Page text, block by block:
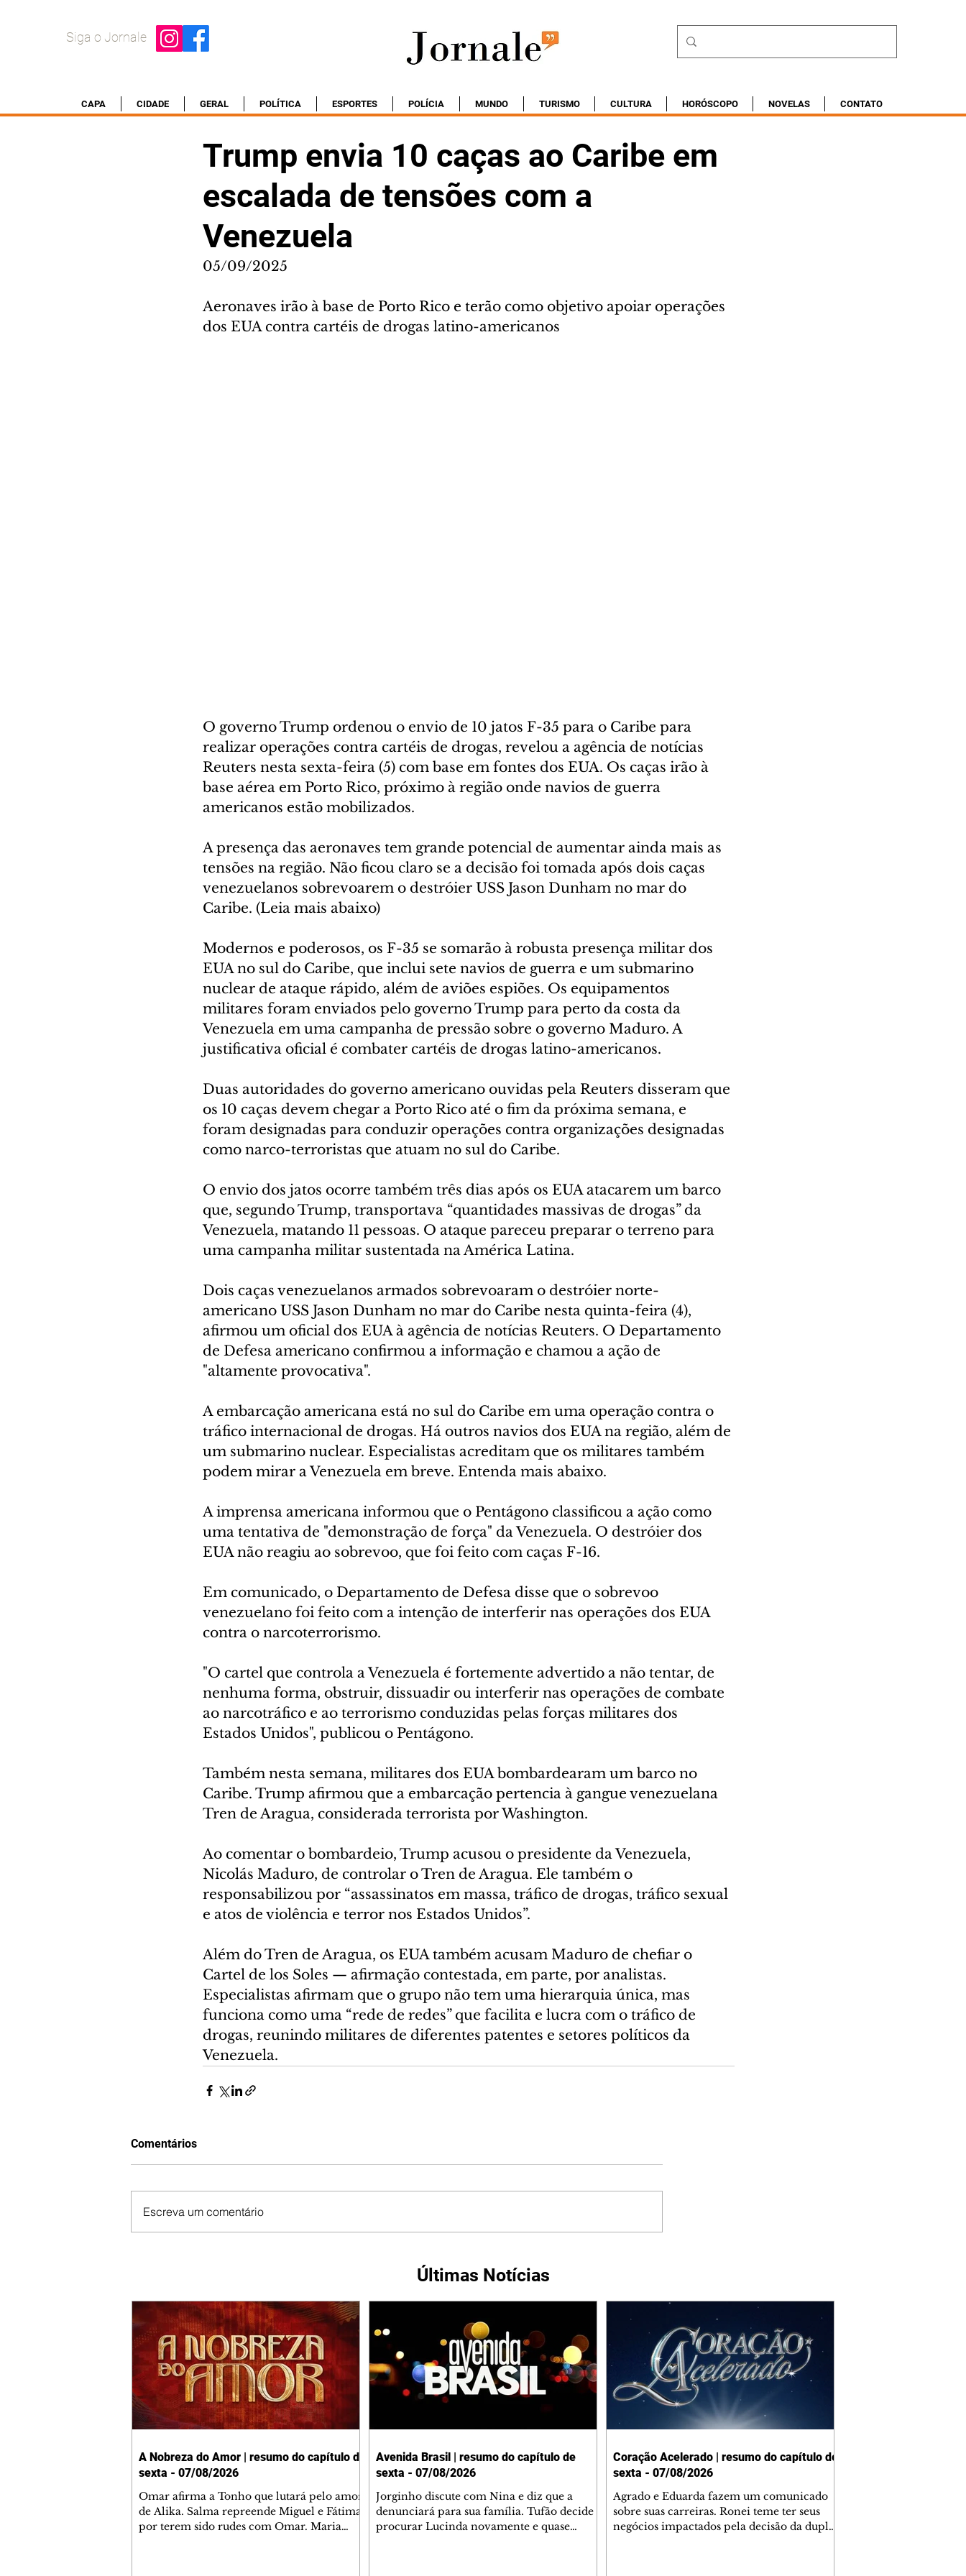
Siga o Jornale
CAPA CIDADE GERAL POLÍTICA ESPORTES POLÍCIA MUNDO TURISMO CULTURA HORÓSCOPO NOVELAS CONTATO
Trump envia 10 caças ao Caribe em
escalada de tensões com a
Venezuela
05/09/2025
Aeronaves irão à base de Porto Rico e terão como objetivo apoiar operações
dos EUA contra cartéis de drogas latino-americanos
O governo Trump ordenou o envio de 10 jatos F-35 para o Caribe para
realizar operações contra cartéis de drogas, revelou a agência de notícias
Reuters nesta sexta-feira (5) com base em fontes dos EUA. Os caças irão à
base aérea em Porto Rico, próximo à região onde navios de guerra
americanos estão mobilizados.
A presença das aeronaves tem grande potencial de aumentar ainda mais as
tensões na região. Não ficou claro se a decisão foi tomada após dois caças
venezuelanos sobrevoarem o destróier USS Jason Dunham no mar do
Caribe. (Leia mais abaixo)
Modernos e poderosos, os F-35 se somarão à robusta presença militar dos
EUA no sul do Caribe, que inclui sete navios de guerra e um submarino
nuclear de ataque rápido, além de aviões espiões. Os equipamentos
militares foram enviados pelo governo Trump para perto da costa da
Venezuela em uma campanha de pressão sobre o governo Maduro. A
justificativa oficial é combater cartéis de drogas latino-americanos.
Duas autoridades do governo americano ouvidas pela Reuters disseram que
os 10 caças devem chegar a Porto Rico até o fim da próxima semana, e
foram designadas para conduzir operações contra organizações designadas
como narco-terroristas que atuam no sul do Caribe.
O envio dos jatos ocorre também três dias após os EUA atacarem um barco
que, segundo Trump, transportava “quantidades massivas de drogas” da
Venezuela, matando 11 pessoas. O ataque pareceu preparar o terreno para
uma campanha militar sustentada na América Latina.
Dois caças venezuelanos armados sobrevoaram o destróier norte-
americano USS Jason Dunham no mar do Caribe nesta quinta-feira (4),
afirmou um oficial dos EUA à agência de notícias Reuters. O Departamento
de Defesa americano confirmou a informação e chamou a ação de
"altamente provocativa".
A embarcação americana está no sul do Caribe em uma operação contra o
tráfico internacional de drogas. Há outros navios dos EUA na região, além de
um submarino nuclear. Especialistas acreditam que os militares também
podem mirar a Venezuela em breve. Entenda mais abaixo.
A imprensa americana informou que o Pentágono classificou a ação como
uma tentativa de "demonstração de força" da Venezuela. O destróier dos
EUA não reagiu ao sobrevoo, que foi feito com caças F-16.
Em comunicado, o Departamento de Defesa disse que o sobrevoo
venezuelano foi feito com a intenção de interferir nas operações dos EUA
contra o narcoterrorismo.
"O cartel que controla a Venezuela é fortemente advertido a não tentar, de
nenhuma forma, obstruir, dissuadir ou interferir nas operações de combate
ao narcotráfico e ao terrorismo conduzidas pelas forças militares dos
Estados Unidos", publicou o Pentágono.
Também nesta semana, militares dos EUA bombardearam um barco no
Caribe. Trump afirmou que a embarcação pertencia à gangue venezuelana
Tren de Aragua, considerada terrorista por Washington.
Ao comentar o bombardeio, Trump acusou o presidente da Venezuela,
Nicolás Maduro, de controlar o Tren de Aragua. Ele também o
responsabilizou por “assassinatos em massa, tráfico de drogas, tráfico sexual
e atos de violência e terror nos Estados Unidos”.
Além do Tren de Aragua, os EUA também acusam Maduro de chefiar o
Cartel de los Soles — afirmação contestada, em parte, por analistas.
Especialistas afirmam que o grupo não tem uma hierarquia única, mas
funciona como uma “rede de redes” que facilita e lucra com o tráfico de
drogas, reunindo militares de diferentes patentes e setores políticos da
Venezuela.
Comentários
Escreva um comentário
Últimas Notícias
A Nobreza do Amor | resumo do capítulo de
sexta - 07/08/2026
Omar afirma a Tonho que lutará pelo amor
de Alika. Salma repreende Miguel e Fátima
por terem sido rudes com Omar. Maria
Avenida Brasil | resumo do capítulo de
sexta - 07/08/2026
Jorginho discute com Nina e diz que a
denunciará para sua família. Tufão decide
procurar Lucinda novamente e quase
Coração Acelerado | resumo do capítulo de
sexta - 07/08/2026
Agrado e Eduarda fazem um comunicado
sobre suas carreiras. Ronei teme ter seus
negócios impactados pela decisão da dupla.